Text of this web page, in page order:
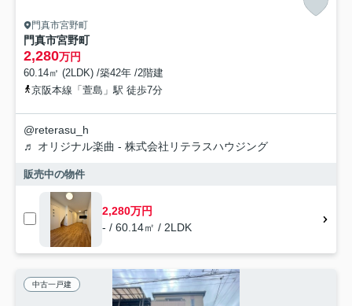
門真市宮野町
門真市宮野町
2,280万円
60.14㎡ (2LDK) /築42年 /2階建
京阪本線「萱島」駅 徒歩7分
@reterasu_h
♬ オリジナル楽曲 - 株式会社リテラスハウジング
販売中の物件
2,280万円
- / 60.14㎡ / 2LDK
中古一戸建